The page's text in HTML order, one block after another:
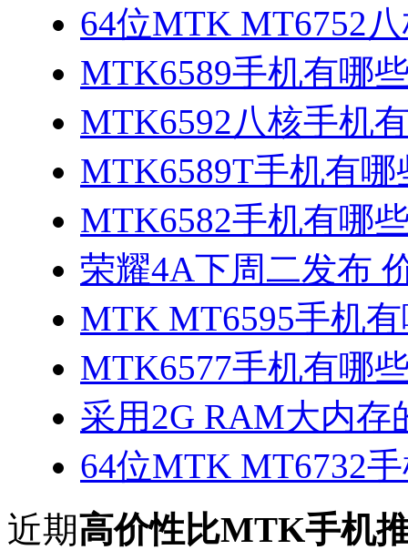
64位MTK MT6752
MTK6589手机有哪
MTK6592八核手机
MTK6589T手机有
MTK6582手机有哪
荣耀4A下周二发布
MTK MT6595手机
MTK6577手机有哪
采用2G RAM大内存
64位MTK MT6732
近期高价性比MTK手机